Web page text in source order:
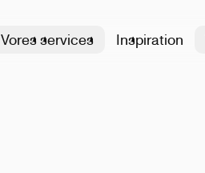
Vores services Inspiration